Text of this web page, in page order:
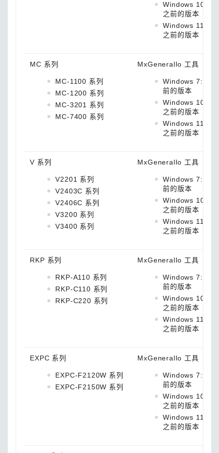
Windows 10:
之前的版本
Windows 11:
之前的版本
MC 系列
MC-1100 系列
MC-1200 系列
MC-3201 系列
MC-7400 系列
MxGeneralIo 工具
Windows 7:
前的版本
Windows 10:
之前的版本
Windows 11:
之前的版本
V 系列
V2201 系列
V2403C 系列
V2406C 系列
V3200 系列
V3400 系列
MxGeneralIo 工具
Windows 7:
前的版本
Windows 10:
之前的版本
Windows 11:
之前的版本
RKP 系列
RKP-A110 系列
RKP-C110 系列
RKP-C220 系列
MxGeneralIo 工具
Windows 7:
前的版本
Windows 10:
之前的版本
Windows 11:
之前的版本
EXPC 系列
EXPC-F2120W 系列
EXPC-F2150W 系列
MxGeneralIo 工具
Windows 7:
前的版本
Windows 10:
之前的版本
Windows 11:
之前的版本